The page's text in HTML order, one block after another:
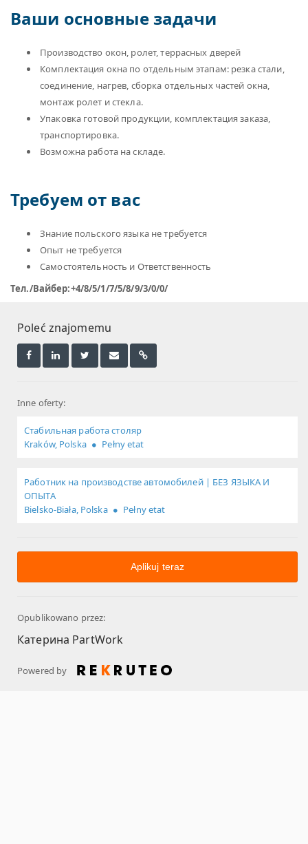
Ваши основные задачи
Производство окон, ролет, террасных дверей
Комплектация окна по отдельным этапам: резка стали,
соединение, нагрев, сборка отдельных частей окна,
монтаж ролет и стекла.
Упаковка готовой продукции, комплектация заказа,
транспортировка.
Возможна работа на складе.
Требуем от вас
Знание польского языка не требуется
Опыт не требуется
Самостоятельность и Ответственность
Teл./Вайбер:+4/8/5/1/7/5/8/9/3/0/0/
Poleć znajomemu
Inne oferty:
Стабильная работа столяр
Kraków, Polska
Pełny etat
Работник на производстве автомобилей | БЕЗ ЯЗЫКА И
ОПЫТА
Bielsko-Biała, Polska
Pełny etat
Aplikuj teraz
Opublikowano przez:
Катерина PartWork
Powered by